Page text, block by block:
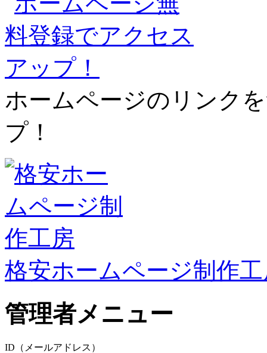
ホームページのリンク
プ！
格安ホームページ制作
管理者メニュー
ID（メールアドレス）